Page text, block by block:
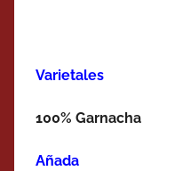
Varietales
100% Garnacha
Añada